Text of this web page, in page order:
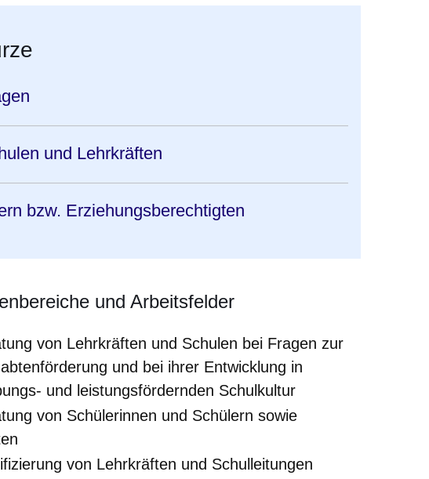
und Lehrkräften
bzw. Erziehungsberechtigten
und Arbeitsfelder
von Lehrkräften und Schulen bei Fragen zur
und bei ihrer Entwicklung in
und leistungsfördernden Schulkultur
von Schülerinnen und Schülern sowie
von Lehrkräften und Schulleitungen